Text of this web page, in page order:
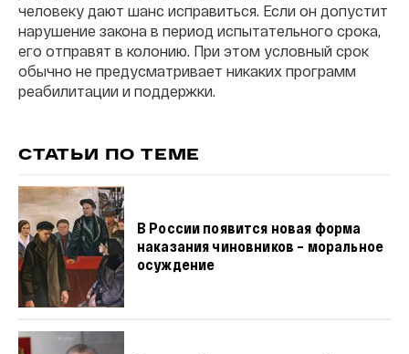
человеку дают шанс исправиться. Если он допустит
нарушение закона в период испытательного срока,
его отправят в колонию. При этом условный срок
обычно не предусматривает никаких программ
реабилитации и поддержки.
СТАТЬИ ПО ТЕМЕ
В России появится новая форма
наказания чиновников – моральное
осуждение